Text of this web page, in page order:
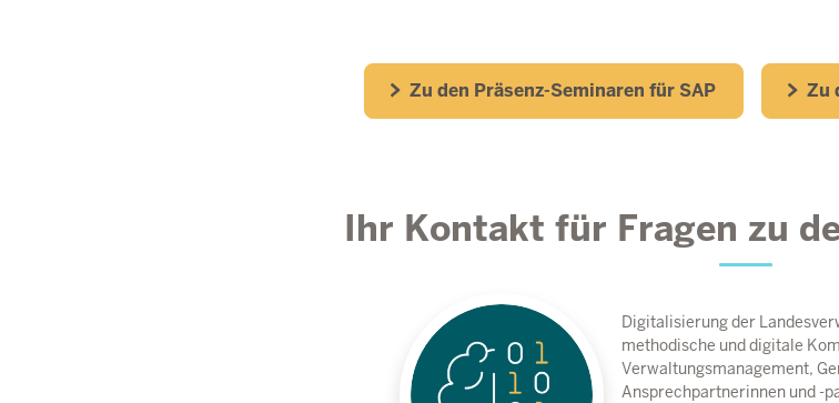
Zu den Präsenz-Seminaren für SAP Zu
Ihr Kontakt für Fragen zu
Digitalisierung der
methodische und digitale
Verwaltungsmanagement,
Ansprechpartnerinnen und -